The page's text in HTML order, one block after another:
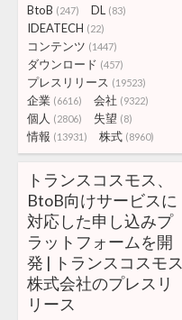
BtoB (247) DL (83)
IDEATECH (22)
コンテンツ (1447)
ダウンロード (457)
プレスリリース (19523)
企業 (6616) 会社 (9322)
個人 (2806) 失望 (8)
情報 (13931) 株式 (8960)
トランスコスモス、
BtoB向けサービスに
対応した申し込みプ
ラットフォームを開
発 | トランスコスモス
株式会社のプレスリ
リース